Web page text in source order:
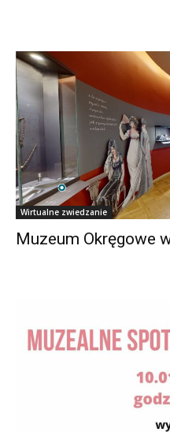
Wirtualne zwiedzanie
Muzeum Okręgowe